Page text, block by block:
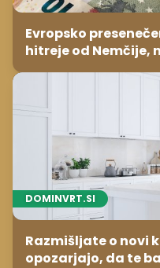
Evropsko
hitreje od Nemčije,
hitreje
DOMINVRT.SI
Razmišljate o novi
opozarjajo, da te